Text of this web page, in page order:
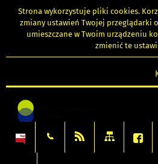
Strona wykorzystuje pliki cookies.
zmiany ustawień Twojej przeglądarki
umieszczane w Twoim urządzeniu
zmienić te